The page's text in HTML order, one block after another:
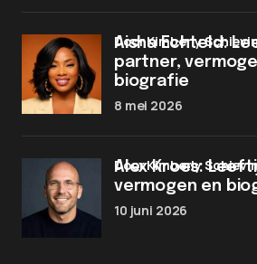
Aisha Echteld:
partner,
biografie
door Kimberly
8 mei 2026
Alex Kroes:
vermogen en
door Kimberly
10 juni 2026